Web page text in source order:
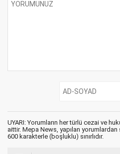
UYARI: Yorumların her türlü cezai ve
aittir. Mepa News, yapılan
600 karakterle (boşluklu) sınırlıdır.